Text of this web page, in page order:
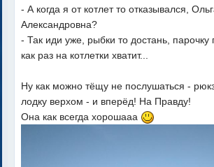
- А когда я от котлет то отказывался,
Александровна?
- Так иди уже, рыбки то достань, парочку
как раз на котлетки хватит...
Ну как можно тёщу не послушаться -
лодку верхом - и вперёд! На Правду!
Она как всегда хорошааа